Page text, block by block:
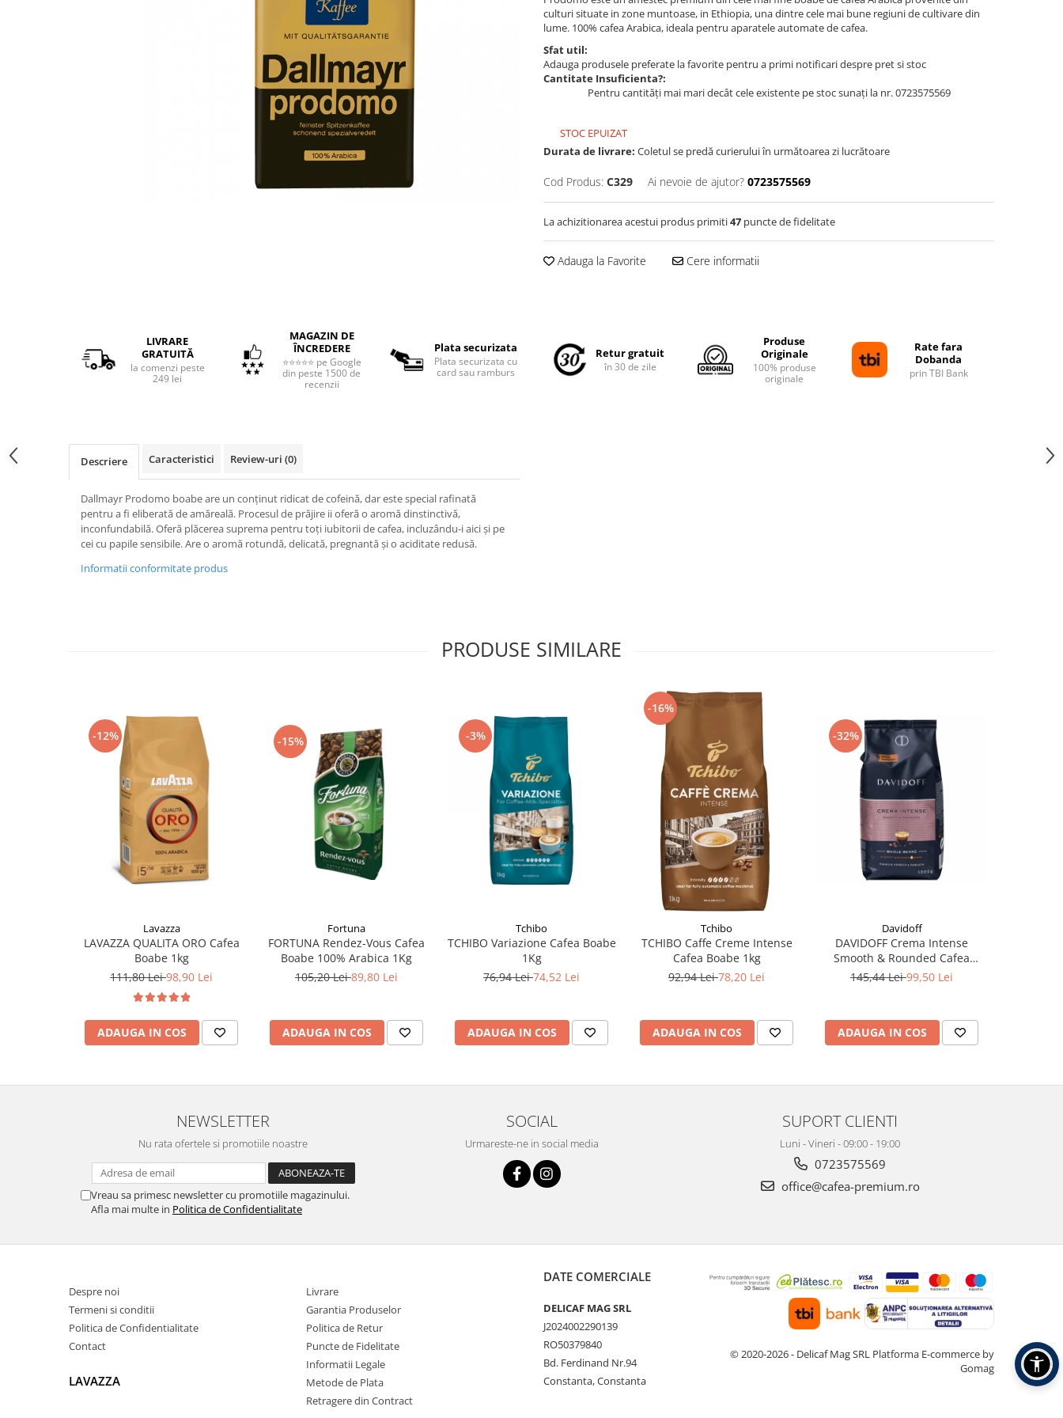
culturi situate in zone muntoase, in Ethiopia, una dintre cele mai bune regiuni de cultivare din
lume. 100% cafea Arabica, ideala pentru aparatele automate de cafea.
Sfat util:
Adauga produsele preferate la favorite pentru a primi notificari despre pret si stoc
Cantitate Insuficienta?:
Pentru cantități mai mari decât cele existente pe stoc sunați la nr. 0723575569
STOC EPUIZAT
Durata de livrare: Coletul se predă curierului în următoarea zi lucrătoare
Cod Produs: C329 Ai nevoie de ajutor? 0723575569
La achizitionarea acestui produs primiti47 puncte de fidelitate
Adauga la Favorite Cere informatii
LIVRARE
GRATUITĂ
la comenzi peste
249 lei
MAGAZIN DE
ÎNCREDERE
⭐⭐⭐⭐⭐ pe Google
din peste 1500 de
recenzii
Plata securizata
Plata securizata cu
card sau ramburs
Retur gratuit
în 30 de zile
Produse
Originale
100% produse
originale
Rate fara
Dobanda
prin TBI Bank
Descriere Caracteristici Review-uri (0)
Dallmayr Prodomo boabe are un conținut ridicat de cofeină, dar este special rafinată
pentru a fi eliberată de amăreală. Procesul de prăjire ii oferă o aromă dinstinctivă,
inconfundabilă. Oferă plăcerea suprema pentru toți iubitorii de cafea, incluzându-i aici și pe
cei cu papile sensibile. Are o aromă rotundă, delicată, pregnantă și o aciditate redusă.
Informatii conformitate produs
PRODUSE SIMILARE
-12%
Lavazza
LAVAZZA QUALITA ORO Cafea
Boabe 1kg
111,80 Lei98,90 Lei
ADAUGA IN COS
-15%
Fortuna
FORTUNA Rendez-Vous Cafea
Boabe 100% Arabica 1Kg
105,20 Lei89,80 Lei
ADAUGA IN COS
-3%
Tchibo
TCHIBO Variazione Cafea Boabe
1Kg
76,94 Lei74,52 Lei
ADAUGA IN COS
-16%
Tchibo
TCHIBO Caffe Creme Intense
Cafea Boabe 1kg
92,94 Lei78,20 Lei
ADAUGA IN COS
-32%
Davidoff
DAVIDOFF Crema Intense
Smooth & Rounded Cafea
Boabe 1Kg
145,44 Lei99,50 Lei
ADAUGA IN COS
NEWSLETTER
Nu rata ofertele si promotiile noastre
Vreau sa primesc newsletter cu promotiile magazinului.
Afla mai multe in Politica de Confidentialitate
SOCIAL
Urmareste-ne in social media
SUPORT CLIENTI
Luni - Vineri - 09:00 - 19:00
0723575569
office@cafea-premium.ro
Despre noi
Termeni si conditii
Politica de Confidentialitate
Contact
LAVAZZA
Livrare
Garantia Produselor
Politica de Retur
Puncte de Fidelitate
Informatii Legale
Metode de Plata
Retragere din Contract
DATE COMERCIALE
DELICAF MAG SRL
J2024002290139
RO50379840
Bd. Ferdinand Nr.94
Constanta, Constanta
© 2020-2026 - Delicaf Mag SRL Platforma E-commerce by
Gomag